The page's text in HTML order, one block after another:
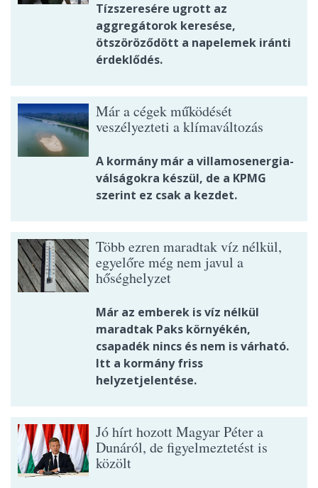
Tízszeresére ugrott az
aggregátorok keresése,
ötszöröződött a napelemek iránti
érdeklődés.
Már a cégek működését
veszélyezteti a klímaváltozás
A kormány már a villamosenergia-
válságokra készül, de a KPMG
szerint ez csak a kezdet.
Több ezren maradtak víz nélkül,
egyelőre még nem javul a
hőséghelyzet
Már az emberek is víz nélkül
maradtak Paks környékén,
csapadék nincs és nem is várható.
Itt a kormány friss
helyzetjelentése.
Jó hírt hozott Magyar Péter a
Dunáról, de figyelmeztetést is
közölt